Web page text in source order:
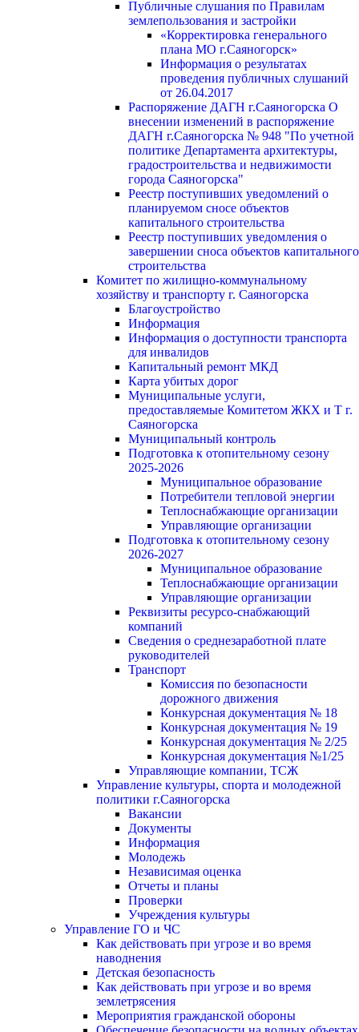
Публичные слушания по Правилам
землепользования и застройки
«Корректировка генерального
плана МО г.Саяногорск»
Информация о результатах
проведения публичных слушаний
от 26.04.2017
Распоряжение ДАГН г.Саяногорска О
внесении изменений в распоряжение
ДАГН г.Саяногорска № 948 "По учетной
политике Департамента архитектуры,
градостроительства и недвижимости
города Саяногорска"
Реестр поступивших уведомлений о
планируемом сносе объектов
капитального строительства
Реестр поступивших уведомления о
завершении сноса объектов капитального
строительства
Комитет по жилищно-коммунальному
хозяйству и транспорту г. Саяногорска
Благоустройство
Информация
Информация о доступности транспорта
для инвалидов
Капитальный ремонт МКД
Карта убитых дорог
Муниципальные услуги,
предоставляемые Комитетом ЖКХ и Т г.
Саяногорска
Муниципальный контроль
Подготовка к отопительному сезону
2025-2026
Муниципальное образование
Потребители тепловой энергии
Теплоснабжающие организации
Управляющие организации
Подготовка к отопительному сезону
2026-2027
Муниципальное образование
Теплоснабжающие организации
Управляющие организации
Реквизиты ресурсо-снабжающий
компаний
Сведения о среднезаработной плате
руководителей
Транспорт
Комиссия по безопасности
дорожного движения
Конкурсная документация № 18
Конкурсная документация № 19
Конкурсная документация № 2/25
Конкурсная документация №1/25
Управляющие компании, ТСЖ
Управление культуры, спорта и молодежной
политики г.Саяногорска
Вакансии
Документы
Информация
Молодежь
Независимая оценка
Отчеты и планы
Проверки
Учреждения культуры
Управление ГО и ЧС
Как действовать при угрозе и во время
наводнения
Детская безопасность
Как действовать при угрозе и во время
землетрясения
Мероприятия гражданской обороны